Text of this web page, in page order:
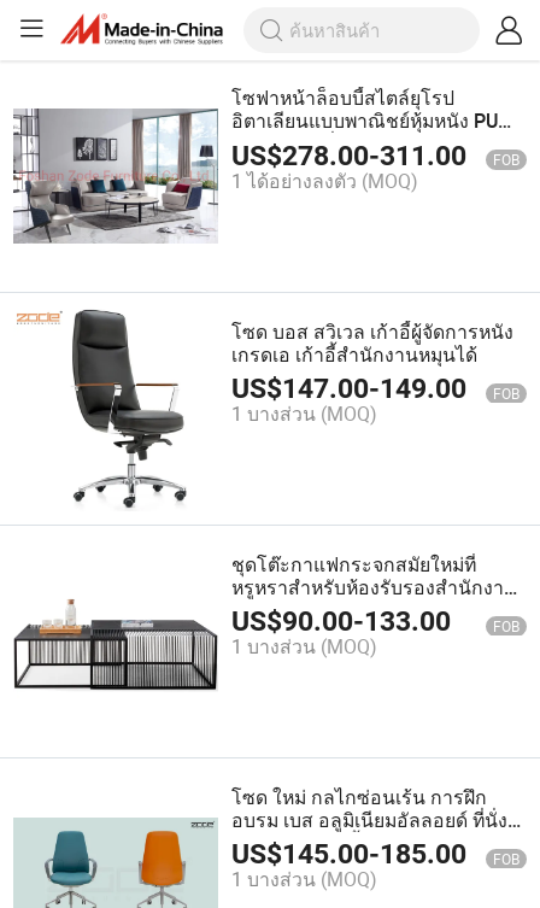
โซฟาหน้าล็อบบี้สไตล์ยุโรป
อิตาเลียนแบบพาณิชย์หุ้มหนัง PU
สำหรับห้องนั่งเล่น
US$278.00-311.00 FOB
1 ได้อย่างลงตัว (MOQ)
โซด บอส สวิเวล เก้าอี้ผู้จัดการหนัง
เกรดเอ เก้าอี้สำนักงานหมุนได้
US$147.00-149.00 FOB
1 บางส่วน (MOQ)
ชุดโต๊ะกาแฟกระจกสมัยใหม่ที่
หรูหราสำหรับห้องรับรองสำนักงาน
สำหรับการประชุม
US$90.00-133.00 FOB
1 บางส่วน (MOQ)
โซด ใหม่ กลไกซ่อนเร้น การฝึก
อบรม เบส อลูมิเนียมอัลลอยด์ ที่นั่ง
สำนักงาน เก้าอี้หมุน
US$145.00-185.00 FOB
1 บางส่วน (MOQ)